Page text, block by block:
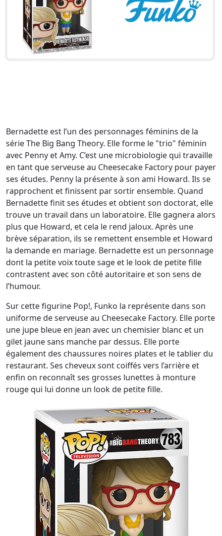
Bernadette est l’un des personnages féminins de la
série The Big Bang Theory. Elle forme le "trio" féminin
avec Penny et Amy. C’est une microbiologie qui travaille
en tant que serveuse au Cheesecake Factory pour payer
ses études. Penny la présente à son ami Howard. Ils se
rapprochent et finissent par sortir ensemble. Quand
Bernadette finit ses études et obtient son doctorat, elle
trouve un travail dans un laboratoire. Elle gagnera alors
plus que Howard, et cela le rend jaloux. Après une
brève séparation, ils se remettent ensemble et Howard
la demande en mariage. Bernadette est un personnage
dont la petite voix toute sage et le look de petite fille
contrastent avec son côté autoritaire et son sens de
l’humour.
Sur cette figurine Pop!, Funko la représente dans son
uniforme de serveuse au Cheesecake Factory. Elle porte
une jupe bleue en jean avec un chemisier blanc et un
gilet jaune sans manche par dessus. Elle porte
également des chaussures noires plates et le tablier du
restaurant. Ses cheveux sont coiffés vers l’arrière et
enfin on reconnaît ses grosses lunettes à monture
rouge qui lui donne un look de petite fille.